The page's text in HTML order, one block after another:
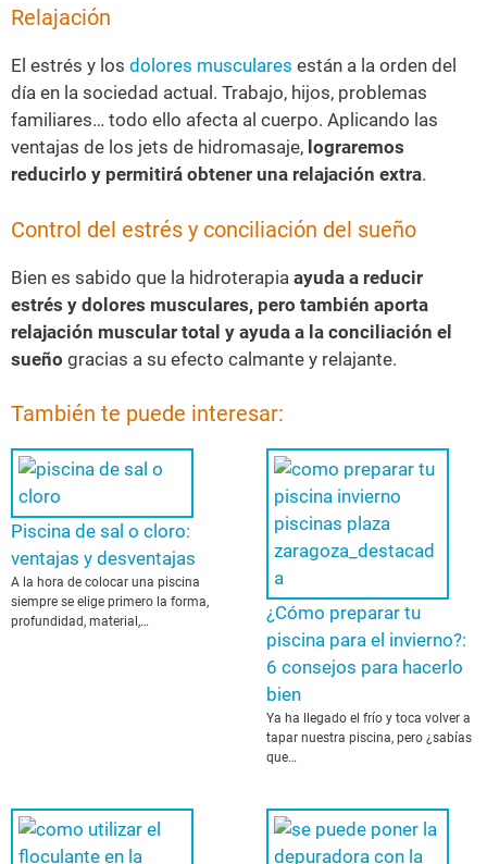
Relajación
El estrés y los dolores musculares están a la orden del
día en la sociedad actual. Trabajo, hijos, problemas
familiares… todo ello afecta al cuerpo. Aplicando las
ventajas de los jets de hidromasaje, lograremos
reducirlo y permitirá obtener una relajación extra.
Control del estrés y conciliación del sueño
Bien es sabido que la hidroterapia ayuda a reducir
estrés y dolores musculares, pero también aporta
relajación muscular total y ayuda a la conciliación el
sueño gracias a su efecto calmante y relajante.
También te puede interesar:
Piscina de sal o cloro:
ventajas y desventajas
A la hora de colocar una piscina
siempre se elige primero la forma,
profundidad, material,…
¿Cómo preparar tu
piscina para el invierno?:
6 consejos para hacerlo
bien
Ya ha llegado el frío y toca volver a
tapar nuestra piscina, pero ¿sabías
que…